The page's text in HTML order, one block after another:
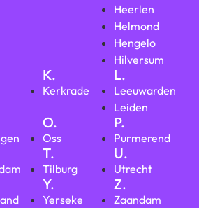
Heerlen
Helmond
Hengelo
Hilversum
K.
Kerkrade
L.
Leeuwarden
Leiden
O.
Oss
P.
Purmerend
T.
Tilburg
U.
Utrecht
Y.
Yerseke
Z.
Zaandam